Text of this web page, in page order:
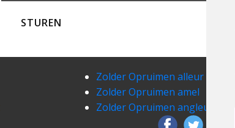
STUREN
Zolder Opruimen alleur
Zolder Opruimen amel
Zolder Opruimen angleur